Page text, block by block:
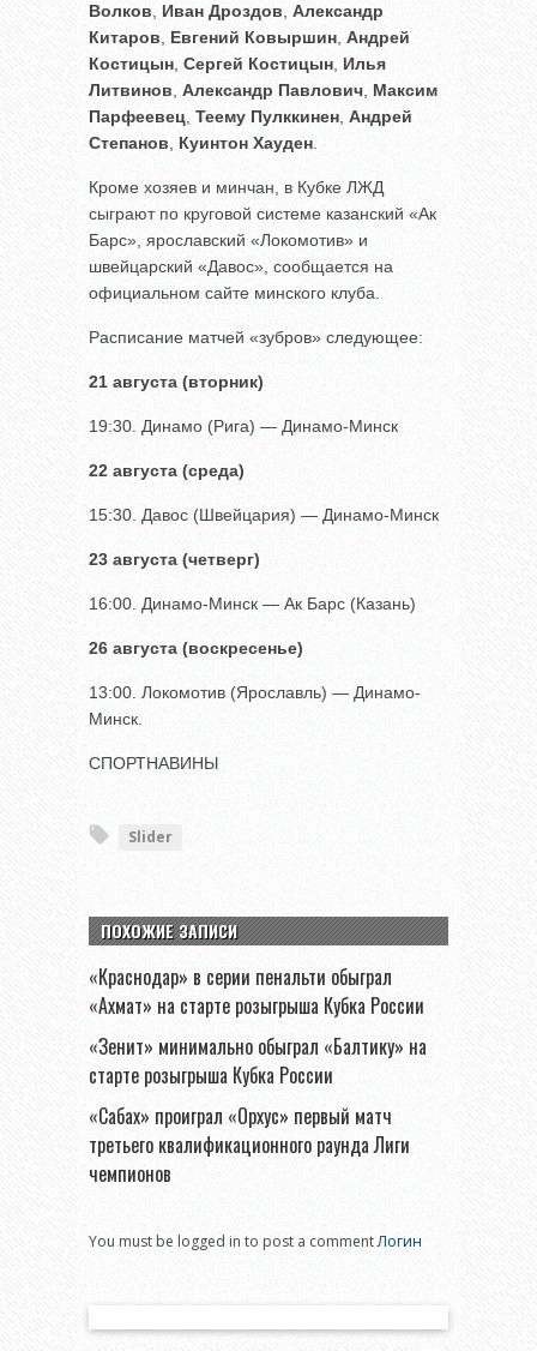
Волков Иван Дроздов Александр
Китаров Евгений Ковыршин Андрей
Костицын Сергей Костицын Илья
Литвинов Александр Павлович Максим
Парфеевец Теему Пулккинен Андрей
Степанов Куинтон Хауден
Кроме хозяев и минчан, в Кубке ЛЖД
сыграют по круговой системе казанский «Ак
Барс», ярославский «Локомотив» и
швейцарский «Давос», сообщается на
официальном сайте минского клуба.
Расписание матчей «зубров» следующее:
21 августа (вторник)
19:30. Динамо (Рига) — Динамо-Минск
22 августа (среда)
15:30. Давос (Швейцария) — Динамо-Минск
23 августа (четверг)
16:00. Динамо-Минск — Ак Барс (Казань)
26 августа (воскресенье)
13:00. Локомотив (Ярославль) — Динамо-
Минск.
СПОРТНАВИНЫ
Slider
ПОХОЖИЕ ЗАПИСИ
«Краснодар» в серии пенальти обыграл
«Ахмат» на старте розыгрыша Кубка России
«Зенит» минимально обыграл «Балтику» на
старте розыгрыша Кубка России
«Сабах» проиграл «Орхус» первый матч
третьего квалификационного раунда Лиги
чемпионов
You must be logged in to post a commentЛогин